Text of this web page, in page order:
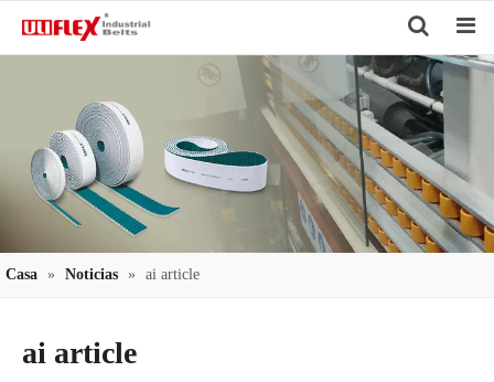
Search
Casa » Noticias » ai article
ai article